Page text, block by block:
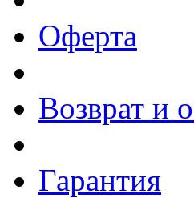
Оферта
Возврат и
Гарантия